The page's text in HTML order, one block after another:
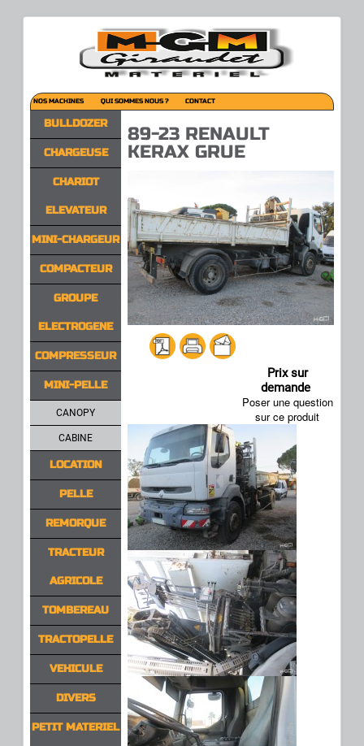
BULLDOZER
CHARGEUSE
CHARIOT
ELEVATEUR
MINI-CHARGEUR
COMPACTEUR
GROUPE
ELECTROGENE
COMPRESSEUR
MINI-PELLE
CANOPY
CABINE
LOCATION
PELLE
REMORQUE
TRACTEUR
AGRICOLE
TOMBEREAU
TRACTOPELLE
VEHICULE
DIVERS
PETIT MATERIEL
NOS MACHINES QUI SOMMES NOUS ? CONTACT
89-23 RENAULT
KERAX GRUE
Prix sur
demande
Poser une question
sur ce produit